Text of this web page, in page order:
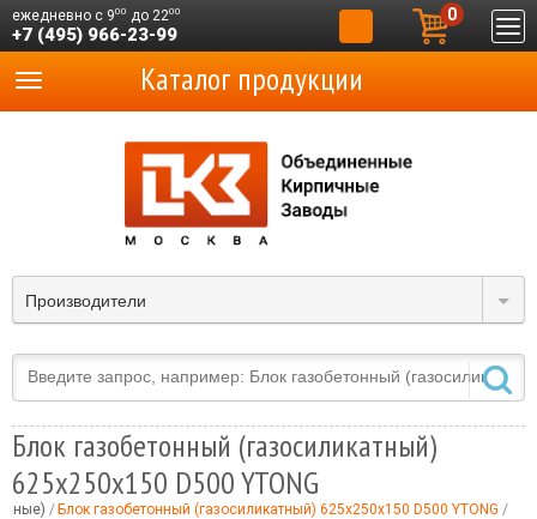
ежедневно с 900 до 2200
+7 (495) 966-23-99
0
Производители
Каталог продукции
Блок газобетонный (газосиликатный)
625x250x150 D500 YTONG
Блок газобетонный (газосиликатный) 625x250x150 D500 YTONG